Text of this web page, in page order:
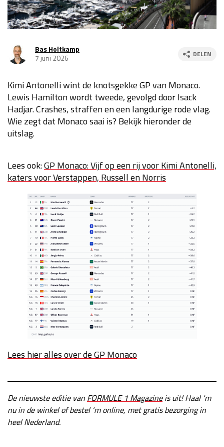
Race
za 13:00 - 15:00
GP VERENIGDE STATEN 2026 23 - 25 okt
Kwalificatie
za 23:00 - 00:00
Race
zo 21:00 - 23:00
GP MEXICO 2026 30 okt - 01 nov
Kwalificatie
za 22:00 - 23:00
Race
zo 21:00 - 23:00
GP SÃO PAULO 2026 06 - 08 nov
Kwalificatie
LAS VEGAS GRAND PRIX 2026 20 - 22 nov
Kwalificatie
za 05:00 - 06:00
Race
zo 05:00 - 07:00
GP QATAR 2026
Kwalificatie
za 19:00 - 20:00
Race
zo 17:00 - 19:00
GP ABU DHABI 2026 04 - 06 dec
Kwalificatie
za 15:00 - 16:00
Race
zo 14:00 - 16:00
Bas Holtkamp
7 juni 2026
DELEN
Kimi Antonelli wint de knotsgekke GP van Monaco.
Lewis Hamilton wordt tweede, gevolgd door Isack
Hadjar. Crashes, straffen en een langdurige rode vlag.
Wie zegt dat Monaco saai is? Bekijk hieronder de
uitslag.
Lees ook:GP Monaco: Vijf op een rij voor Kimi Antonelli,
katers voor Verstappen, Russell en Norris
Lees hier alles over de GP Monaco
De nieuwste editie van FORMULE 1 Magazineis uit! Haal ‘m
nu in de winkel of bestel ‘m online, met gratis bezorging in
heel Nederland.